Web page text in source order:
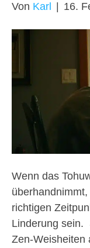
Von Karl 16.
Wenn das
richtigen
Linderung sein.
Zen-Weisheiten